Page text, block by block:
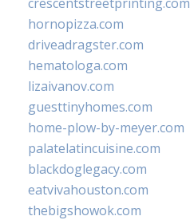
hornopizza.com
driveadragster.com
hematologa.com
lizaivanov.com
guesttinyhomes.com
home-plow-by-meyer.com
palatelatincuisine.com
blackdoglegacy.com
eatvivahouston.com
thebigshowok.com